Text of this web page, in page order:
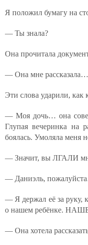
Я положил бумагу на
— Ты знала?
Она прочитала
— Она мне рассказала…
Эти слова ударили, как
— Моя дочь… она
Глупая вечеринка на
боялась. Умоляла меня
— Значит, вы ЛГАЛИ
— Даниэль,
— Я держал её за руку,
о нашем ребёнке.
— Она хотела